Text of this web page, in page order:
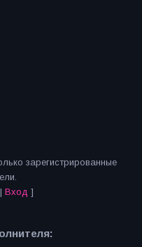
зарегистрированные
| Вход ]